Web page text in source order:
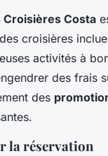
Croisières Costa
croisières
activités à
des frais
des
la réservation